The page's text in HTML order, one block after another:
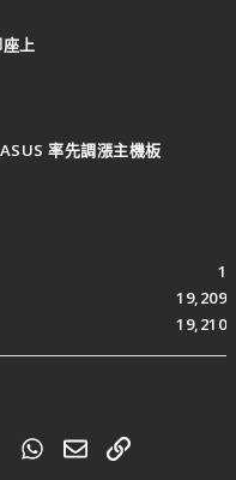
上
率先調漲主機板
1
19,209
19,210
TumblrWhatsApp
電子郵件
連結